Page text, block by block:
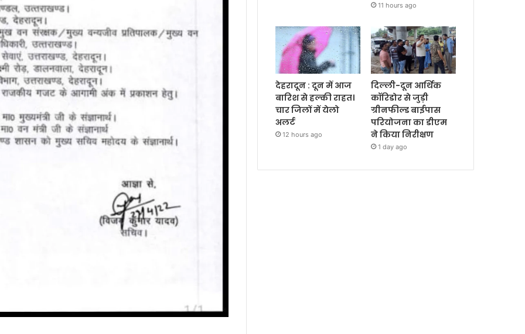
11 hours ago
देहरादून : दून में आज
बारिश से हल्की राहत।
चार जिलों में येलो
अलर्ट
12 hours ago
दिल्ली-दून आर्थिक
कॉरिडोर से जुड़ी
ग्रीनफील्ड बाईपास
परियोजना का डीएम
ने किया निरीक्षण
1 day ago